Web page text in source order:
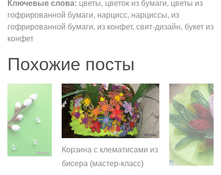
Ключевые слова: цветы, цветок из бумаги, цветы из
гофрированной бумаги, нарцисс, нарциссы, из
гофрированной бумаги, из конфет, свит-дизайн, букет из
конфет
Похожие посты
Корзина с клематисами из
бисера (мастер-класс)